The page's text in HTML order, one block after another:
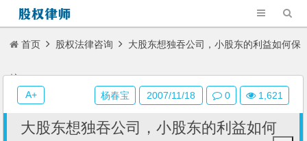
首页 股权法律咨询 大股东想独吞公司，小股东的利益如何保
护？
大股东想独吞公司，小股东的利益如何
杨春宝 2007/11/18 0 1,621
A+